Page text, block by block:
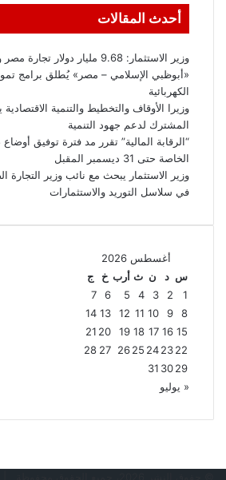
أحدث المقالات
وزير الاستثمار: 9.68 مليار دولار تجارة مصر والإمارات في 2025
«أبوظبي الإسلامي – مصر» يُطلق برامج
الكهربائية
وزيرا الأوقاف والتخطيط والتنمية الاقتصادية
المشترك لدعم جهود التنمية
“الرقابة المالية” تقرر مد فترة توفيق أوضاع
الخاصة حتى 31 ديسمبر المقبل
وزير الاستثمار يبحث مع نائب وزير التجارة
في سلاسل التوريد والاستثمارات
أغسطس 2026
س د ن ث أرب خ
ج
1
2
3
4
5
6
7
8
9
10
11
12
13
14
15
16
17
18
19
20
21
22
23
24
25
26
27
28
29
30
31
« يوليو